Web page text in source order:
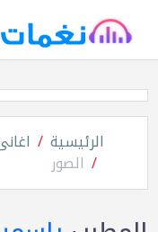
الرئيسية
الصور